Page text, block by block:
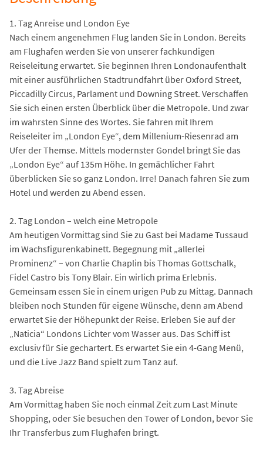
1. Tag Anreise und London Eye
Nach einem angenehmen Flug landen Sie in London. Bereits
am Flughafen werden Sie von unserer fachkundigen
Reiseleitung erwartet. Sie beginnen Ihren Londonaufenthalt
mit einer ausführlichen Stadtrundfahrt über Oxford Street,
Piccadilly Circus, Parlament und Downing Street. Verschaffen
Sie sich einen ersten Überblick über die Metropole. Und zwar
im wahrsten Sinne des Wortes. Sie fahren mit Ihrem
Reiseleiter im „London Eye“, dem Millenium-Riesenrad am
Ufer der Themse. Mittels modernster Gondel bringt Sie das
„London Eye“ auf 135m Höhe. In gemächlicher Fahrt
überblicken Sie so ganz London. Irre! Danach fahren Sie zum
Hotel und werden zu Abend essen.
2. Tag London – welch eine Metropole
Am heutigen Vormittag sind Sie zu Gast bei Madame Tussaud
im Wachsfigurenkabinett. Begegnung mit „allerlei
Prominenz“ – von Charlie Chaplin bis Thomas Gottschalk,
Fidel Castro bis Tony Blair. Ein wirlich prima Erlebnis.
Gemeinsam essen Sie in einem urigen Pub zu Mittag. Dannach
bleiben noch Stunden für eigene Wünsche, denn am Abend
erwartet Sie der Höhepunkt der Reise. Erleben Sie auf der
„Naticia“ Londons Lichter vom Wasser aus. Das Schiff ist
exclusiv für Sie gechartert. Es erwartet Sie ein 4-Gang Menü,
und die Live Jazz Band spielt zum Tanz auf.
3. Tag Abreise
Am Vormittag haben Sie noch einmal Zeit zum Last Minute
Shopping, oder Sie besuchen den Tower of London, bevor Sie
Ihr Transferbus zum Flughafen bringt.